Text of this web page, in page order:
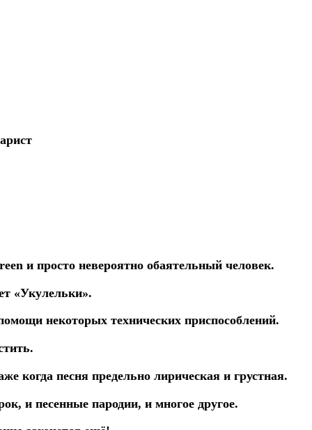
и просто невероятно обаятельный человек.
«Укулельки».
некоторых технических приспособлений.
когда песня предельно лирическая и грустная.
и песенные пародии, и многое другое.